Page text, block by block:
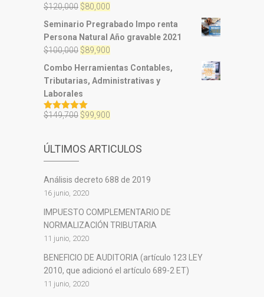
$120,000 El
precio
original
era:
$120,000.
$80,000
precio
actual
es:
$80,000.
Seminario Pregrabado Impo renta
Persona Natural Año gravable 2021
$100,000 El
original
$100,000.
$89,900
precio
actual
Combo Herramientas Contables,
Tributarias, Administrativas y
Laborales
Valorado
$149,700 El
era:
$99,900
es:
ÚLTIMOS ARTICULOS
Análisis decreto 688 de 2019
16 junio, 2020
IMPUESTO COMPLEMENTARIO DE
NORMALIZACIÓN TRIBUTARIA
11 junio, 2020
BENEFICIO DE AUDITORIA (artículo 123 LEY
2010, que adicionó el artículo 689-2 ET)
11 junio, 2020